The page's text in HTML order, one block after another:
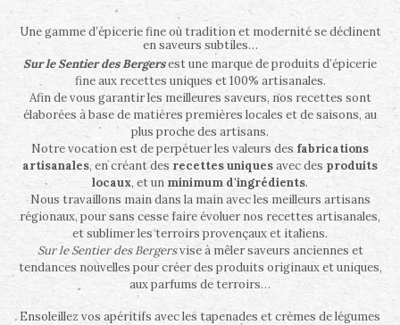
Une gamme d’épicerie fine où tradition et modernité se déclinent
en saveurs subtiles…
Sur le Sentier des Bergersest une marque de produits d’épicerie
fine aux recettes uniques et 100% artisanales.
Afin de vous garantir les meilleures saveurs, nos recettes sont
élaborées à base de matières premières locales et de saisons, au
plus proche des artisans.
Notre vocation est de perpétuer les valeurs des fabrications
artisanales, en créant des recettes uniquesavec des produits
locaux, et un minimum d'ingrédients.
Nous travaillons main dans la main avec les meilleurs artisans
régionaux, pour sans cesse faire évoluer nos recettes artisanales,
et sublimer les terroirs provençaux et italiens.
Sur le Sentier des Bergersvise à mêler saveurs anciennes et
tendances nouvelles pour créer des produits originaux et uniques,
aux parfums de terroirs…
Ensoleillez vos apéritifs avec les tapenades et crèmes de légumes